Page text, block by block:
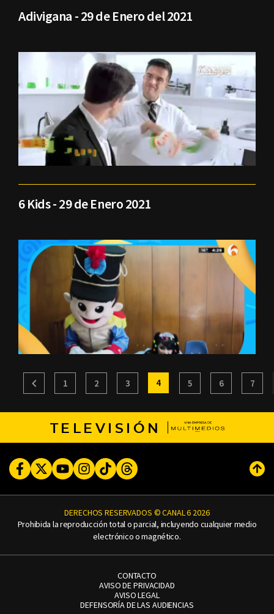
Adivigana - 29 de Enero del 2021
6 Kids - 29 de Enero 2021
1 2 3 4 5 6 7
TELEVISIÓN
FacebookTwitterYoutubeInstagram
TikTokThreads
DERECHOS RESERVADOS © CANAL 6 2026
Prohibida la reproducción total o parcial, incluyendo cualquier medio
electrónico o magnético.
CONTACTO
AVISO DE PRIVACIDAD
AVISO LEGAL
DEFENSORÍA DE LAS AUDIENCIAS